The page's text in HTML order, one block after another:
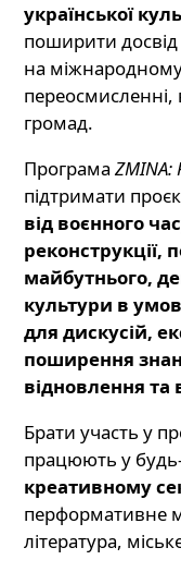
української
поширити досвід
на
переосмисленні,
громад.
ПрограмаZMINA:
підтримати
від воєнного
реконструкції,
майбутнього,
культури в
для дискусій,
поширення
відновлення та
Брати участь у
працюють у
креативному
перформативне
література,